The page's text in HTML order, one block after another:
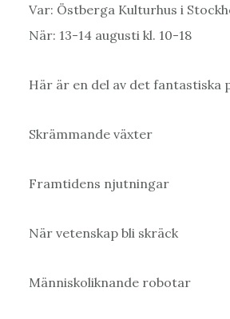
Var: Östberga Kulturhus i
När: 13-14 augusti kl. 10-18
Här är en del av det fantastiska
Skrämmande växter
Framtidens njutningar
När vetenskap bli skräck
Människoliknande robotar